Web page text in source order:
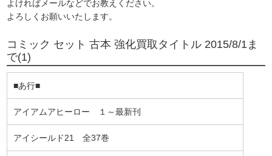
よければメールなどでお教えください。
よろしくお願いいたします。
コミック セット 古本 強化買取タイトル 2015/8/1ま
で(1)
■あ行■
アイアムアヒーロー １～最新刊
アイシールド21 全37巻